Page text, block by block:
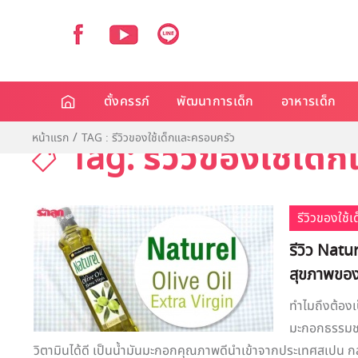
ตั้งครรภ์ พัฒนาการเด็ก อาหารเด็ก
หน้าแรก TAG : รีวิวของใช้เด็กและครอบครัว
Tag: รีวิวของใช้เด็
รีวิวของใช้
รีวิว
สุขภาพขอ
ทำไมถึงต้อ
มะกอกธรรม
วิตามินได้ดี เป็นน้ำมันมะกอกคุณภาพดีนำเข้าจากประเทศสเปน